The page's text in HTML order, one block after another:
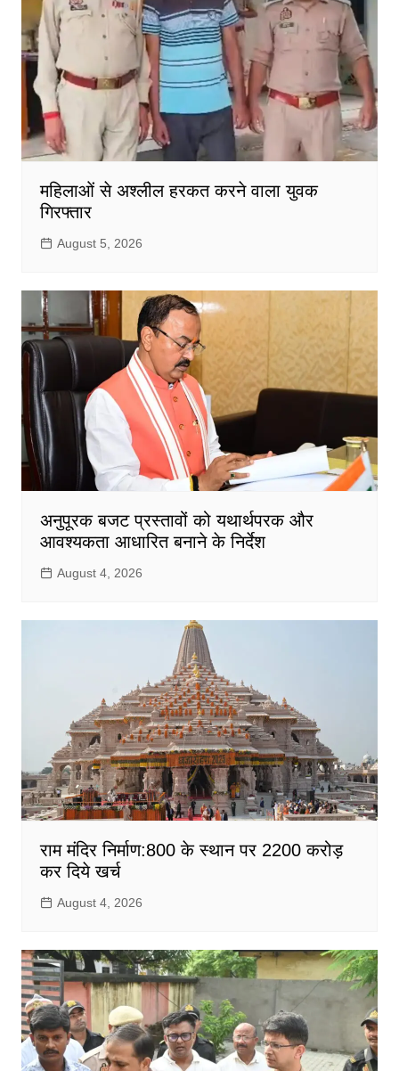
महिलाओं से अश्लील हरकत करने वाला युवक
गिरफ्तार
August 5, 2026
अनुपूरक बजट प्रस्तावों को यथार्थपरक और
आवश्यकता आधारित बनाने के निर्देश
August 4, 2026
राम मंदिर निर्माण:800 के स्थान पर 2200 करोड़
कर दिये खर्च
August 4, 2026